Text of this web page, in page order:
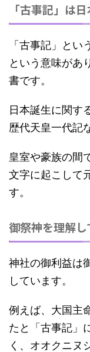
「古事記」は
「古事記」とい
という意味があ
書です。
日本誕生に関す
歴代天皇一代記
皇室や豪族の間
文字に起こして
す。
御祭神を理解
神社の御利益は
しています。
例えば、大国主
たと「古事記」
く、オオクニヌ